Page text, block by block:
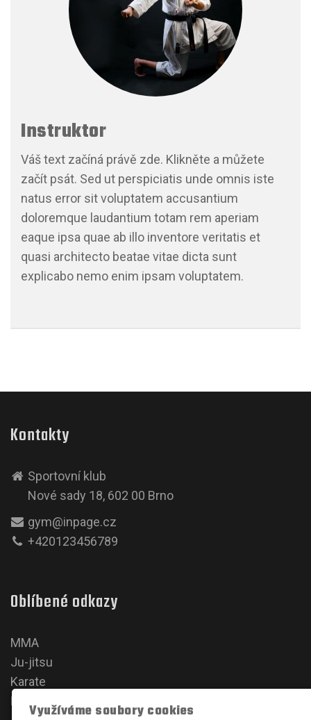
Instruktor
Váš text začíná právě zde. Klikněte a můžete
začít psát. Sed ut perspiciatis unde omnis iste
natus error sit voluptatem accusantium
doloremque laudantium totam rem aperiam
eaque ipsa quae ab illo inventore veritatis et
quasi architecto beatae vitae dicta sunt
explicabo nemo enim ipsam voluptatem.
Kontakty
Sportovní klub
Nové sady 18, 602 00 Brno
gym@inpage.cz
+420123456789
Oblíbené odkazy
MMA
Ju-jitsu
Karate
Kickbox
Využíváme soubory cookies